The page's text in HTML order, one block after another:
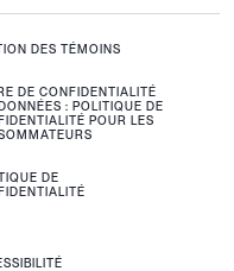
DES TÉMOINS
DE CONFIDENTIALITÉ
: POLITIQUE DE
POUR LES
DE